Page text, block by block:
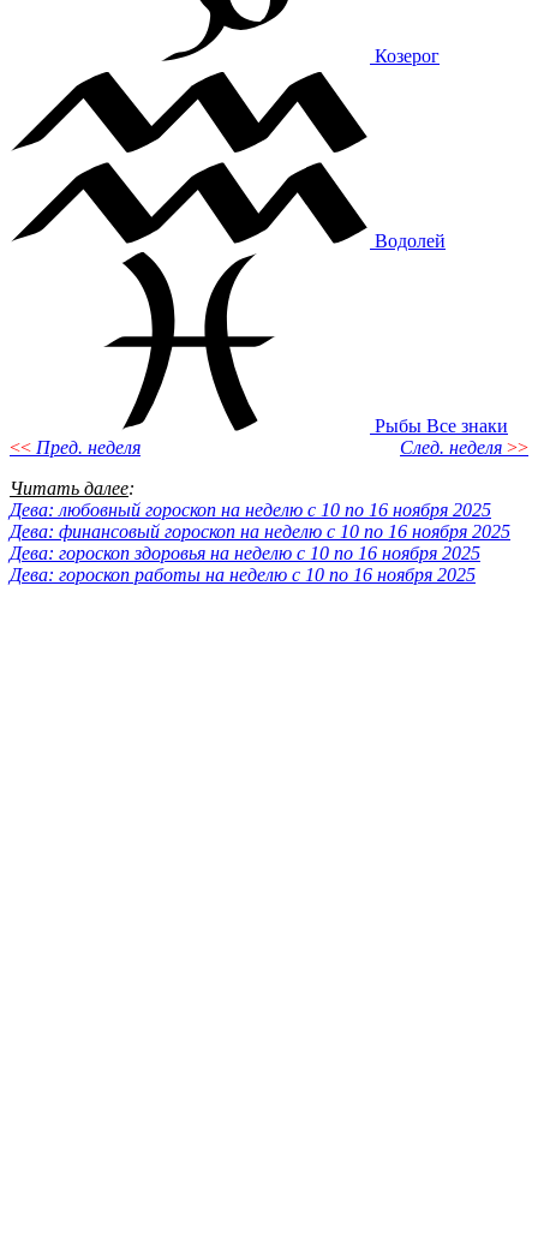
Козерог
Водолей
Рыбы Все знаки
<< Пред. неделя След. неделя >>
Читать далее:
Дева: любовный гороскоп на неделю с 10 по 16 ноября 2025
Дева: финансовый гороскоп на неделю с 10 по 16 ноября 2025
Дева: гороскоп здоровья на неделю с 10 по 16 ноября 2025
Дева: гороскоп работы на неделю с 10 по 16 ноября 2025